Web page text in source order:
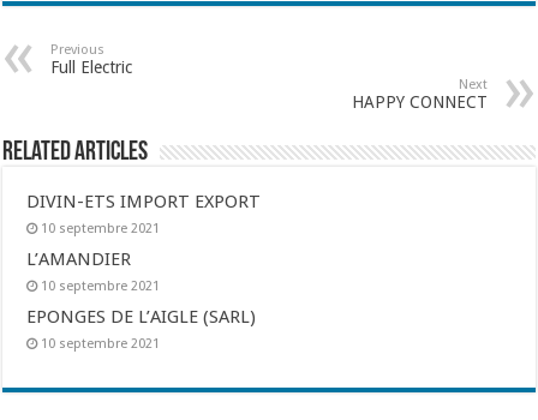
Previous
Full Electric
Next
HAPPY CONNECT
Related Articles
DIVIN-ETS IMPORT EXPORT
10 septembre 2021
L’AMANDIER
10 septembre 2021
EPONGES DE L’AIGLE (SARL)
10 septembre 2021